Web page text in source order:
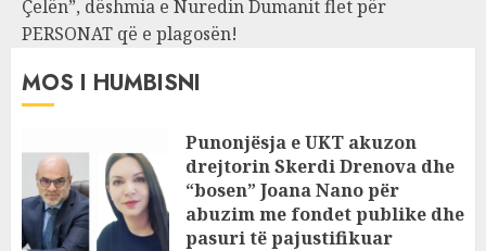
Çelën”, dëshmia e Nuredin Dumanit flet për
PERSONAT që e plagosën!
MOS I HUMBISNI
Punonjësja e UKT akuzon
drejtorin Skerdi Drenova dhe
“bosen” Joana Nano për
abuzim me fondet publike dhe
pasuri të pajustifikuar